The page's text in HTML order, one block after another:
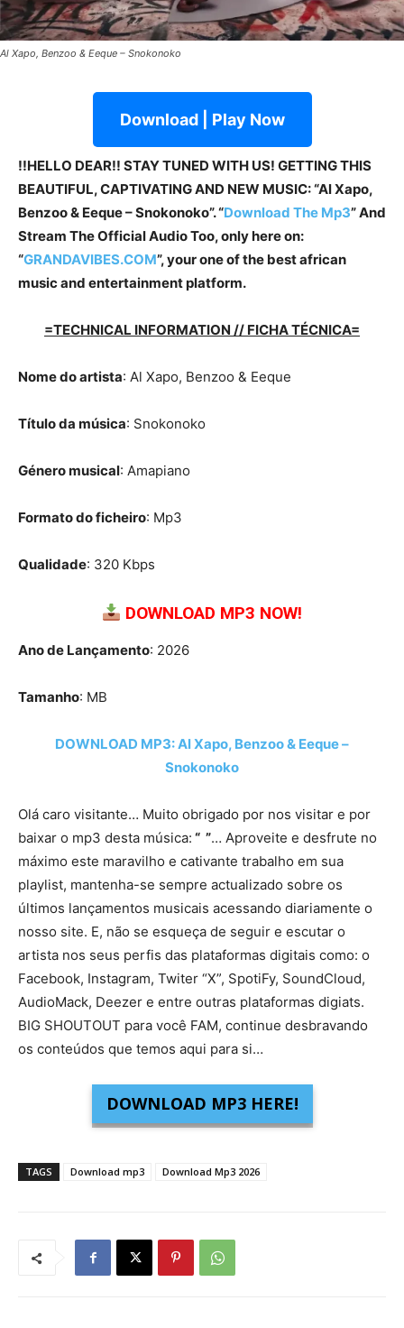
Al Xapo, Benzoo & Eeque – Snokonoko
Download | Play Now
!!HELLO DEAR!! STAY TUNED WITH US! GETTING THIS
BEAUTIFUL, CAPTIVATING AND NEW MUSIC: “Al Xapo,
Benzoo & Eeque – Snokonoko”. “Download The Mp3” And
Stream The Official Audio Too, only here on:
“GRANDAVIBES.COM”, your one of the best african
music and entertainment platform.
=TECHNICAL INFORMATION // FICHA TÉCNICA=
Nome do artista: Al Xapo, Benzoo & Eeque
Título da música: Snokonoko
Género musical: Amapiano
Formato do ficheiro: Mp3
Qualidade: 320 Kbps
DOWNLOAD MP3 NOW!
Ano de Lançamento: 2026
Tamanho: MB
DOWNLOAD MP3: Al Xapo, Benzoo & Eeque –
Snokonoko
Olá caro visitante… Muito obrigado por nos visitar e por
baixar o mp3 desta música: “ ”… Aproveite e desfrute no
máximo este maravilho e cativante trabalho em sua
playlist, mantenha-se sempre actualizado sobre os
últimos lançamentos musicais acessando diariamente o
nosso site. E, não se esqueça de seguir e escutar o
artista nos seus perfis das plataformas digitais como: o
Facebook, Instagram, Twiter “X”, SpotiFy, SoundCloud,
AudioMack, Deezer e entre outras plataformas digiats.
BIG SHOUTOUT para você FAM, continue desbravando
os conteúdos que temos aqui para si…
DOWNLOAD MP3 HERE!
TAGS Download mp3 Download Mp3 2026